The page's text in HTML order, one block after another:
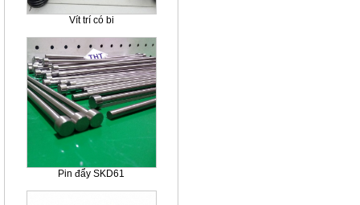
Vít trí có bi
Pin đẩy SKD61